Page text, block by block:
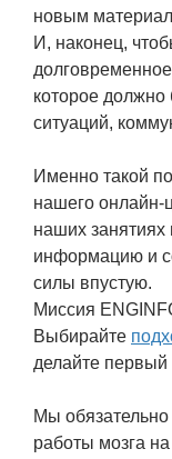
новым
И, наконец,
которое
ситуаций,
Именно такой
нашего онлайн-
наших занятиях
информацию и
силы впустую.
Миссия
Выбирайте
делайте
Мы
работы мозга